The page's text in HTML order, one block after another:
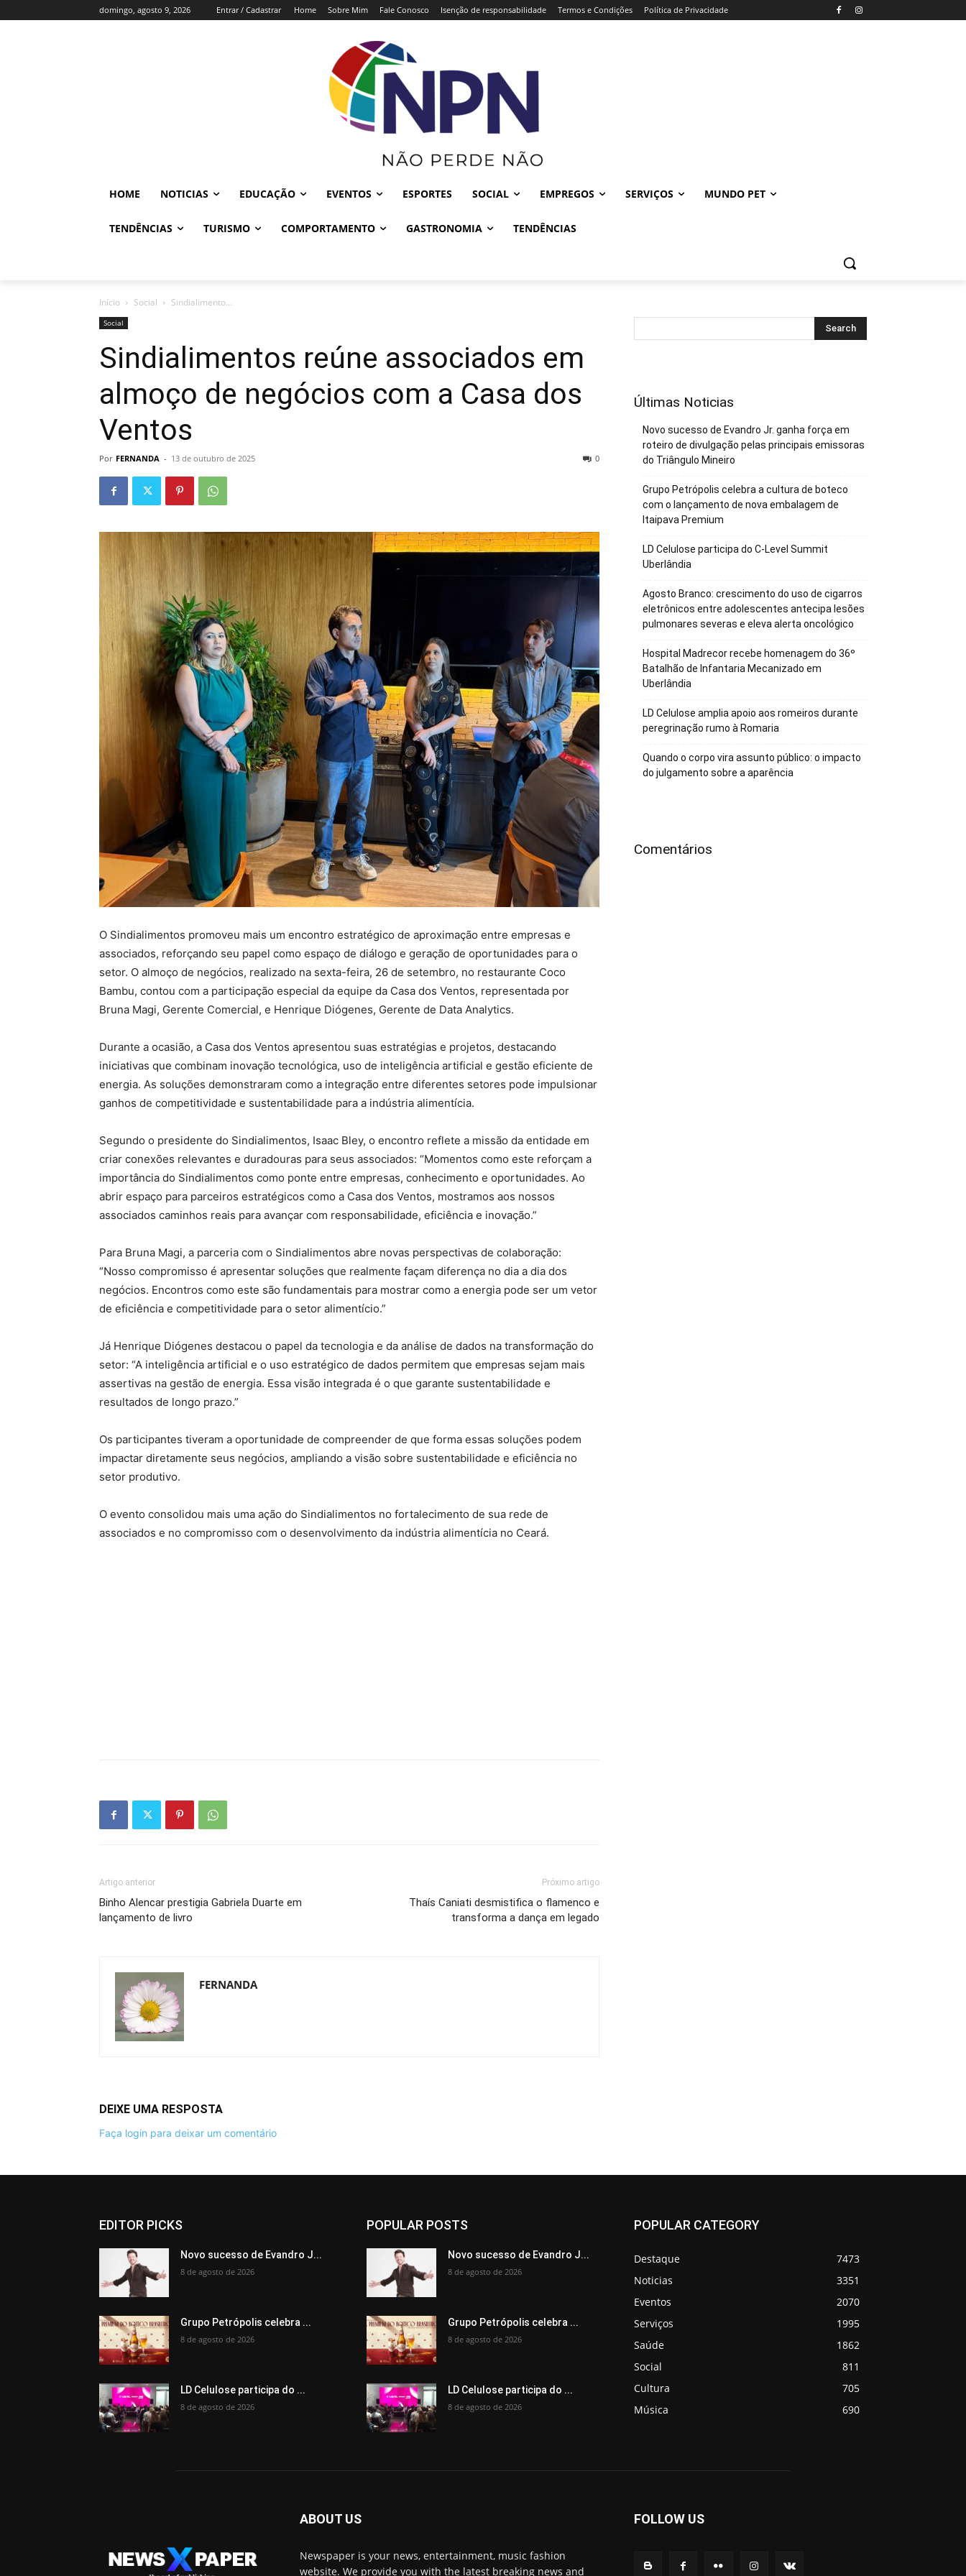
domingo, agosto 9, 2026 Entrar / Cadastrar Home Sobre Mim Fale Conosco Isenção de responsabilidade Termos e Condições Política de Privacidade
HOME NOTICIAS EDUCAÇÃO EVENTOS ESPORTES SOCIAL EMPREGOS SERVIÇOS MUNDO PET
TENDÊNCIAS TURISMO COMPORTAMENTO GASTRONOMIA TENDÊNCIAS
Início Social Sindialimento...
Social
Sindialimentos reúne associados em
almoço de negócios com a Casa dos
Ventos
Por FERNANDA - 13 de outubro de 2025 0
O Sindialimentos promoveu mais um encontro estratégico de aproximação entre empresas e
associados, reforçando seu papel como espaço de diálogo e geração de oportunidades para o
setor. O almoço de negócios, realizado na sexta-feira, 26 de setembro, no restaurante Coco
Bambu, contou com a participação especial da equipe da Casa dos Ventos, representada por
Bruna Magi, Gerente Comercial, e Henrique Diógenes, Gerente de Data Analytics.
Durante a ocasião, a Casa dos Ventos apresentou suas estratégias e projetos, destacando
iniciativas que combinam inovação tecnológica, uso de inteligência artificial e gestão eficiente de
energia. As soluções demonstraram como a integração entre diferentes setores pode impulsionar
ganhos de competitividade e sustentabilidade para a indústria alimentícia.
Segundo o presidente do Sindialimentos, Isaac Bley, o encontro reflete a missão da entidade em
criar conexões relevantes e duradouras para seus associados: “Momentos como este reforçam a
importância do Sindialimentos como ponte entre empresas, conhecimento e oportunidades. Ao
abrir espaço para parceiros estratégicos como a Casa dos Ventos, mostramos aos nossos
associados caminhos reais para avançar com responsabilidade, eficiência e inovação.”
Para Bruna Magi, a parceria com o Sindialimentos abre novas perspectivas de colaboração:
“Nosso compromisso é apresentar soluções que realmente façam diferença no dia a dia dos
negócios. Encontros como este são fundamentais para mostrar como a energia pode ser um vetor
de eficiência e competitividade para o setor alimentício.”
Já Henrique Diógenes destacou o papel da tecnologia e da análise de dados na transformação do
setor: “A inteligência artificial e o uso estratégico de dados permitem que empresas sejam mais
assertivas na gestão de energia. Essa visão integrada é o que garante sustentabilidade e
resultados de longo prazo.”
Os participantes tiveram a oportunidade de compreender de que forma essas soluções podem
impactar diretamente seus negócios, ampliando a visão sobre sustentabilidade e eficiência no
setor produtivo.
O evento consolidou mais uma ação do Sindialimentos no fortalecimento de sua rede de
associados e no compromisso com o desenvolvimento da indústria alimentícia no Ceará.
Artigo anterior
Binho Alencar prestigia Gabriela Duarte em
lançamento de livro
Próximo artigo
Thaís Caniati desmistifica o flamenco e
transforma a dança em legado
FERNANDA
DEIXE UMA RESPOSTA
Faça login para deixar um comentário
Últimas Noticias
Novo sucesso de Evandro Jr. ganha força em
roteiro de divulgação pelas principais emissoras
do Triângulo Mineiro
Grupo Petrópolis celebra a cultura de boteco
com o lançamento de nova embalagem de
Itaipava Premium
LD Celulose participa do C-Level Summit
Uberlândia
Agosto Branco: crescimento do uso de cigarros
eletrônicos entre adolescentes antecipa lesões
pulmonares severas e eleva alerta oncológico
Hospital Madrecor recebe homenagem do 36º
Batalhão de Infantaria Mecanizado em
Uberlândia
LD Celulose amplia apoio aos romeiros durante
peregrinação rumo à Romaria
Quando o corpo vira assunto público: o impacto
do julgamento sobre a aparência
Comentários
EDITOR PICKS
Novo sucesso de Evandro J...
8 de agosto de 2026
Grupo Petrópolis celebra ...
8 de agosto de 2026
LD Celulose participa do ...
8 de agosto de 2026
POPULAR POSTS
Novo sucesso de Evandro J...
8 de agosto de 2026
Grupo Petrópolis celebra ...
8 de agosto de 2026
LD Celulose participa do ...
8 de agosto de 2026
POPULAR CATEGORY
Destaque
7473
Noticias
3351
Eventos
2070
Serviços
1995
Saúde
1862
Social
811
Cultura
705
Música
690
ABOUT US
Newspaper is your news, entertainment, music fashion
website. We provide you with the latest breaking news and
FOLLOW US